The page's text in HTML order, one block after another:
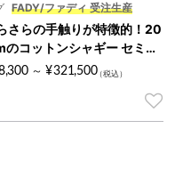
のうち、
FADY/ファディ 受注生産
さらの手触りが特徴的！20
のコットンシャギー セミオ
ーラグ『FADY/ファディ』
～ ¥321,500